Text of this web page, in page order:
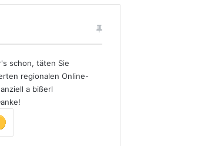
schon, täten Sie
regionalen Online-
a bißerl